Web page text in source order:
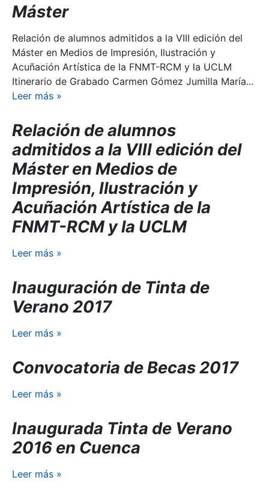
Máster
Relación de alumnos admitidos a la VIII edición del
Máster en Medios de Impresión, Ilustración y
Acuñación Artística de la FNMT-RCM y la UCLM
Itinerario de Grabado Carmen Gómez Jumilla María...
Leer más »
Relación de alumnos
admitidos a la VIII edición del
Máster en Medios de
Impresión, Ilustración y
Acuñación Artística de la
FNMT-RCM y la UCLM
Leer más »
Inauguración de Tinta de
Verano 2017
Leer más »
Convocatoria de Becas 2017
Leer más »
Inaugurada Tinta de Verano
2016 en Cuenca
Leer más »